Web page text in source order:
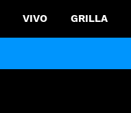
VIVO GRILLA